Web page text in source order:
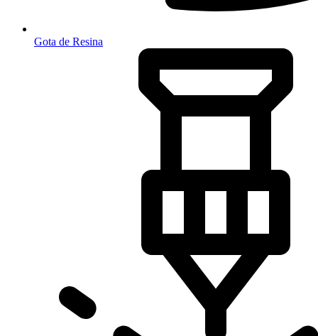
Gota de Resina